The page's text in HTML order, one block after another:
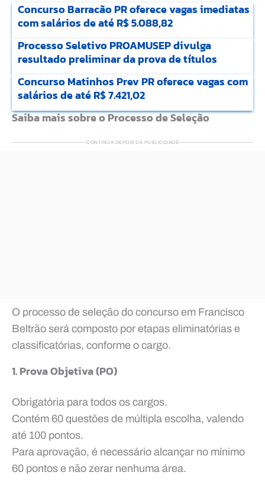
Concurso Barracão PR oferece vagas imediatas
com salários de até R$ 5.088,82
Processo Seletivo PROAMUSEP divulga
resultado preliminar da prova de títulos
Concurso Matinhos Prev PR oferece vagas com
salários de até R$ 7.421,02
Saiba mais sobre o Processo de Seleção
CONTINUA DEPOIS DA PUBLICIDADE
O processo de seleção do concurso em Francisco
Beltrão será composto por etapas eliminatórias e
classificatórias, conforme o cargo.
1. Prova Objetiva (PO)
Obrigatória para todos os cargos.
Contém 60 questões de múltipla escolha, valendo
até 100 pontos.
Para aprovação, é necessário alcançar no mínimo
60 pontos e não zerar nenhuma área.